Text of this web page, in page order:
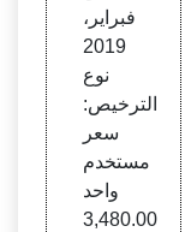
فبراير،
2019
نوع
الترخيص:
سعر
مستخدم
واحد
3,480.00